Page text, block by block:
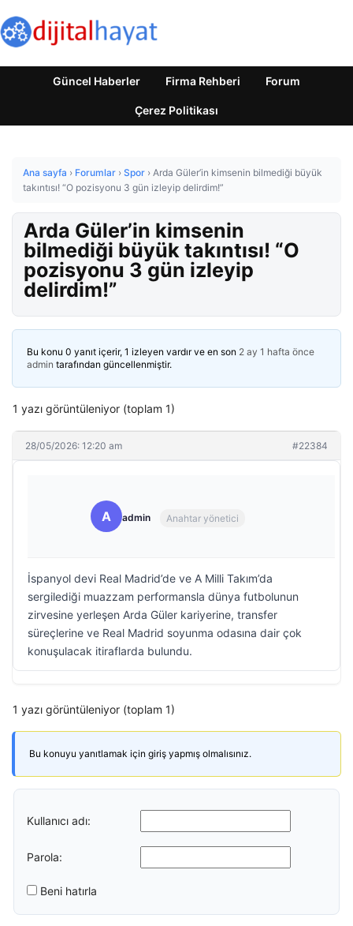
Güncel Haberler Firma Rehberi Forum
Çerez Politikası
Ana sayfa › Forumlar › Spor › Arda Güler’in kimsenin bilmediği büyük
takıntısı! “O pozisyonu 3 gün izleyip delirdim!”
Arda Güler’in kimsenin
bilmediği büyük takıntısı! “O
pozisyonu 3 gün izleyip
delirdim!”
Bu konu 0 yanıt içerir, 1 izleyen vardır ve en son 2 ay 1 hafta önce
admin tarafından güncellenmiştir.
1 yazı görüntüleniyor (toplam 1)
28/05/2026: 12:20 am #22384
A admin Anahtar yönetici
İspanyol devi Real Madrid’de ve A Milli Takım’da
sergilediği muazzam performansla dünya futbolunun
zirvesine yerleşen Arda Güler kariyerine, transfer
süreçlerine ve Real Madrid soyunma odasına dair çok
konuşulacak itiraflarda bulundu.
1 yazı görüntüleniyor (toplam 1)
Bu konuyu yanıtlamak için giriş yapmış olmalısınız.
Kullanıcı adı:
Parola:
Beni hatırla